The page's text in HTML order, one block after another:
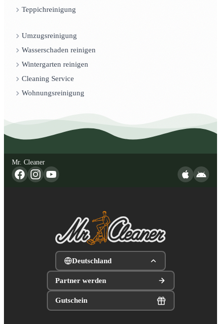
Teppichreinigung
Umzugsreinigung
Wasserschaden reinigen
Wintergarten reinigen
Cleaning Service
Wohnungsreinigung
Mr. Cleaner
Deutschland
Partner werden
Gutschein